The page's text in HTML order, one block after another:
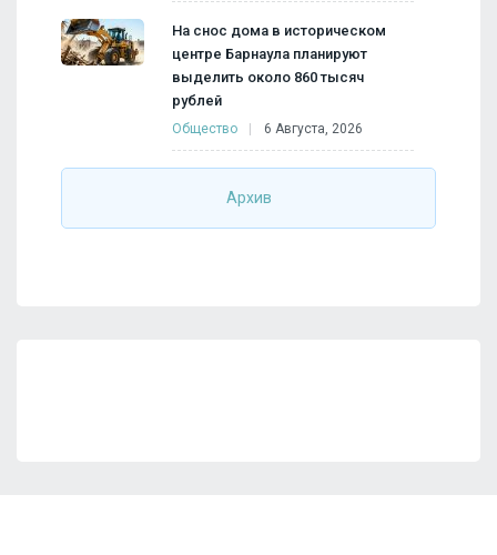
На снос дома в историческом
центре Барнаула планируют
выделить около 860 тысяч
рублей
Общество 6 Августа, 2026
Архив